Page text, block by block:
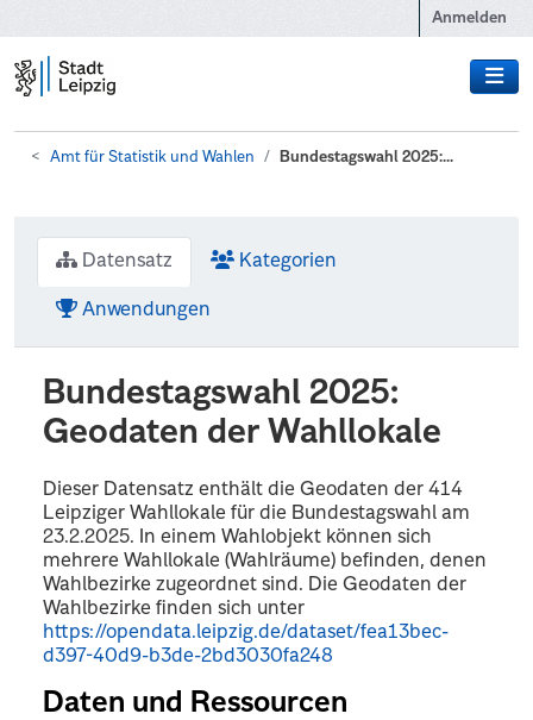
Anmelden
Amt für Statistik und Wahlen Bundestagswahl 2025:...
Datensatz Kategorien
Anwendungen
Bundestagswahl 2025:
Geodaten der Wahllokale
Dieser Datensatz enthält die Geodaten der 414
Leipziger Wahllokale für die Bundestagswahl am
23.2.2025. In einem Wahlobjekt können sich
mehrere Wahllokale (Wahlräume) befinden, denen
Wahlbezirke zugeordnet sind. Die Geodaten der
Wahlbezirke finden sich unter
https://opendata.leipzig.de/dataset/fea13bec-
d397-40d9-b3de-2bd3030fa248
Daten und Ressourcen